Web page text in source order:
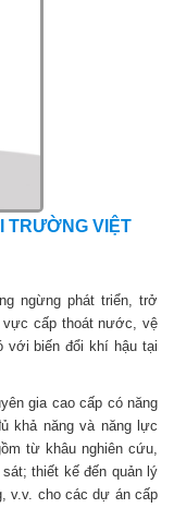
TRƯỜNG VIỆT
ngừng phát triển, trở
vực cấp thoát nước, vệ
với biến đổi khí hậu tại
gia cao cấp có năng
khả năng và năng lực
từ khâu nghiên cứu,
thiết kế đến quản lý
v.v. cho các dự án cấp